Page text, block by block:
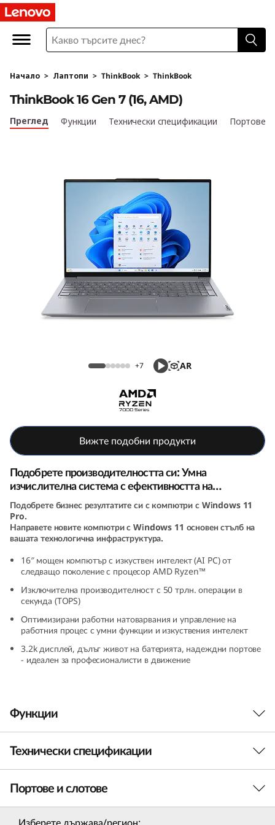
L
n
o
v
6
G
e
n
7
+
1
6
M
D
)
L
Начало > Лаптопи > ThinkBook > ThinkBook
ThinkBook 16 Gen 7 (16, AMD)
ThinkBook 16 Gen 7 (16, AMD)
Преглед Функции Технически спецификации Портове
+7 AR
Вижте подобни продукти
Подобрете производителността си: Умна
изчислителна система с ефективността на
изкуствения интелект
Подобрете бизнес резултатите си с компютри с Windows 11
Pro.
Направете новите компютри с Windows 11 основен стълб на
вашата технологична инфраструктура.
16″ мощен компютър с изкуствен интелект (AI PC) от
следващо поколение с процесор AMD Ryzen™
Изключителна производителност с 50 трлн. операции в
секунда (TOPS)
Оптимизирани работни натоварвания и управление на
работния процес с умни функции и изкуствения интелект
3.2k дисплей, дълъг живот на батерията, надеждни портове
- идеален за професионалисти в движение
Функции
Интелигентна
изчислителна система
за отлична
Технически спецификации
Производителност
Процесор
Портове и слотове